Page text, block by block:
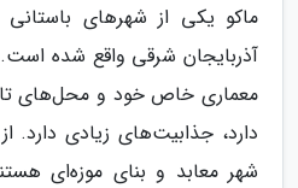
ماکو یکی از شهرهای
آذربایجان شرقی واقع شده
معماری خاص خود و محل‌های
دارد، جذابیت‌های زیادی دارد.
شهر معابد و بنای موزه‌ای